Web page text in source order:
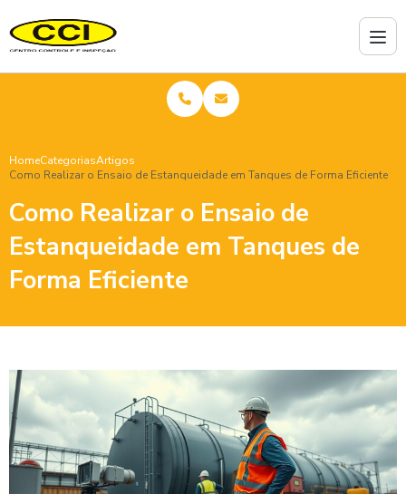
HomeCategoriasArtigos
Como Realizar o Ensaio de Estanqueidade em Tanques de Forma Eficiente
Como Realizar o Ensaio de
Estanqueidade em Tanques de
Forma Eficiente